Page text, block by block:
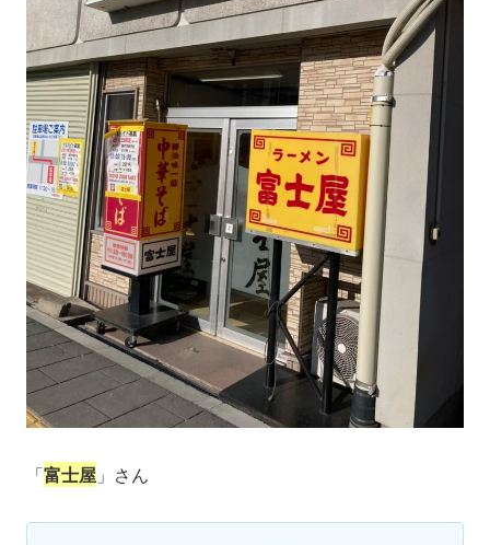
「富士屋 」さん